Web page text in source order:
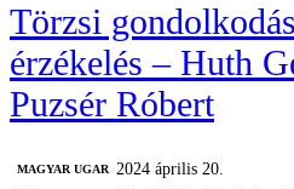
Törzsi
érzékelés – Huth
Puzsér Róbert
MAGYAR UGAR 2024 április 20.